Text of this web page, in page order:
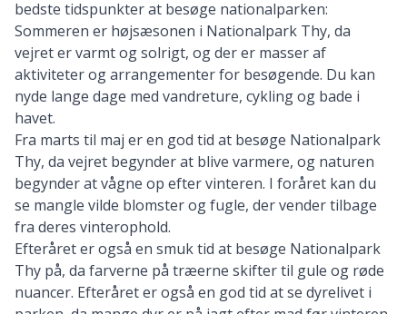
bedste tidspunkter at besøge nationalparken:
Sommeren er højsæsonen i Nationalpark Thy, da
vejret er varmt og solrigt, og der er masser af
aktiviteter og arrangementer for besøgende. Du kan
nyde lange dage med vandreture, cykling og bade i
havet.
Fra marts til maj er en god tid at besøge Nationalpark
Thy, da vejret begynder at blive varmere, og naturen
begynder at vågne op efter vinteren. I foråret kan du
se mangle vilde blomster og fugle, der vender tilbage
fra deres vinterophold.
Efteråret er også en smuk tid at besøge Nationalpark
Thy på, da farverne på træerne skifter til gule og røde
nuancer. Efteråret er også en god tid at se dyrelivet i